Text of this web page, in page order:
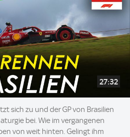
27:32
sich zu und der GP von Brasilien
bei. Wie im vergangenen
von weit hinten. Gelingt ihm